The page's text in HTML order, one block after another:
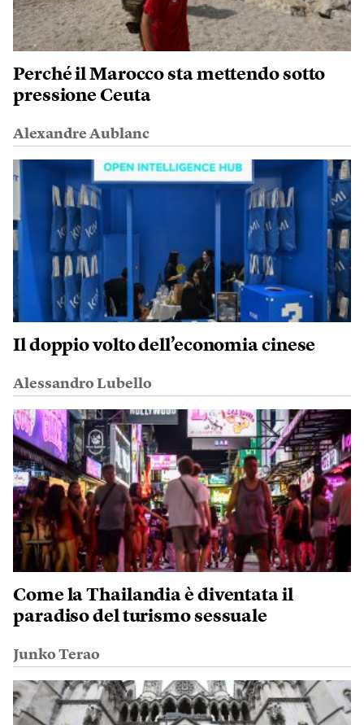
Perché il Marocco sta mettendo sotto
pressione Ceuta
Alexandre Aublanc
Il doppio volto dell’economia cinese
Alessandro Lubello
Come la Thailandia è diventata il
paradiso del turismo sessuale
Junko Terao